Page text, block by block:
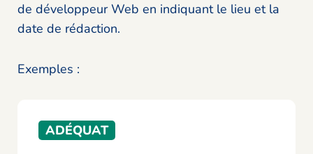
de développeur Web en indiquant le lieu et la
date de rédaction.
Exemples :
ADÉQUAT